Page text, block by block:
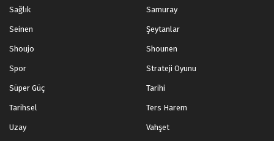
Sağlık Samuray
Seinen Şeytanlar
Shoujo Shounen
Spor Strateji Oyunu
Süper Güç Tarihi
Tarihsel Ters Harem
Uzay Vahşet